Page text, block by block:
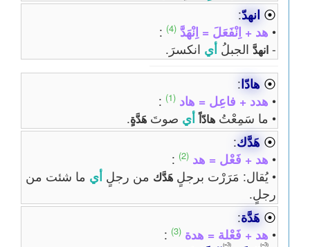
⦿ انهدّ:
• هد + اِنْفَعَلَ = اِنْهَدَّ (4)
:
- انهدَّالجبلُأيانكسرَ.
⦿ هادّا:
• هدد + فاعِل = هاد (1)
:
• ما سَمِعْتُ هادّاًأيصوتَ هَدَّةٍ.
⦿ هَدَّك:
• هد + فَعْل = هد (2)
:
• يُقال: مَرَرْت برجلٍ هَدَّكمن رجلٍأيما شئت من
رجلٍ.
⦿ هَدَّة:
• هد + فَعْلة = هدة (3)
: